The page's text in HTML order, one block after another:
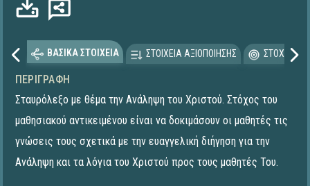
ΒΑΣΙΚΑ ΣΤΟΙΧΕΙΑ ΣΤΟΙΧΕΙΑ ΑΞΙΟΠΟΙΗΣΗΣ
ΠΕΡΙΓΡΑΦΉ
Σταυρόλεξο με θέμα την Ανάληψη του Χριστού. Στόχος του
μαθησιακού αντικειμένου είναι να δοκιμάσουν οι μαθητές τις
γνώσεις τους σχετικά με την ευαγγελική διήγηση για την
Ανάληψη και τα λόγια του Χριστού προς τους μαθητές Του.